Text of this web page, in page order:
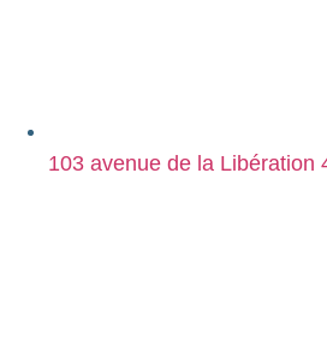
103 avenue de la Libération